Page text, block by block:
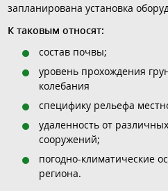
запланирована установка
К таковым относят:
состав почвы;
уровень прохождения
колебания
специфику рельефа
удаленность от
сооружений;
погодно-климатические
региона.